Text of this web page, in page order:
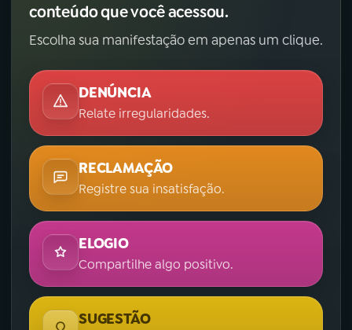
conteúdo que você acessou.
Escolha sua manifestação em apenas um clique.
DENÚNCIA
Relate irregularidades.
RECLAMAÇÃO
Registre sua insatisfação.
ELOGIO
Compartilhe algo positivo.
SUGESTÃO